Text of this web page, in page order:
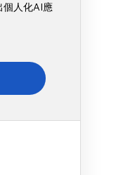
個人化AI應